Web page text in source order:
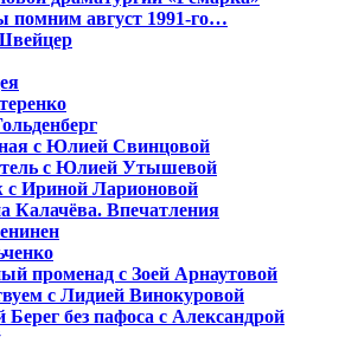
август 1991-го…
с Юлией Свинцовой
с Юлией Утышевой
с Ириной Ларионовой
Калачёва. Впечатления
променад с Зоей Арнаутовой
с Лидией Винокуровой
без пафоса с Александрой